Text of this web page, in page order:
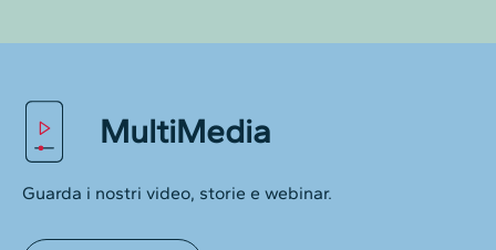
MultiMedia
Guarda i nostri video, storie e webinar.